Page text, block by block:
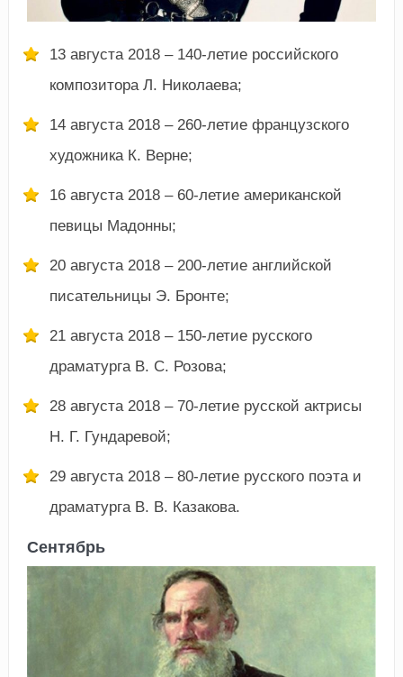
13 августа 2018 – 140-летие российского
композитора Л. Николаева;
14 августа 2018 – 260-летие французского
художника К. Верне;
16 августа 2018 – 60-летие американской
певицы Мадонны;
20 августа 2018 – 200-летие английской
писательницы Э. Бронте;
21 августа 2018 – 150-летие русского
драматурга В. С. Розова;
28 августа 2018 – 70-летие русской актрисы
Н. Г. Гундаревой;
29 августа 2018 – 80-летие русского поэта и
драматурга В. В. Казакова.
Сентябрь